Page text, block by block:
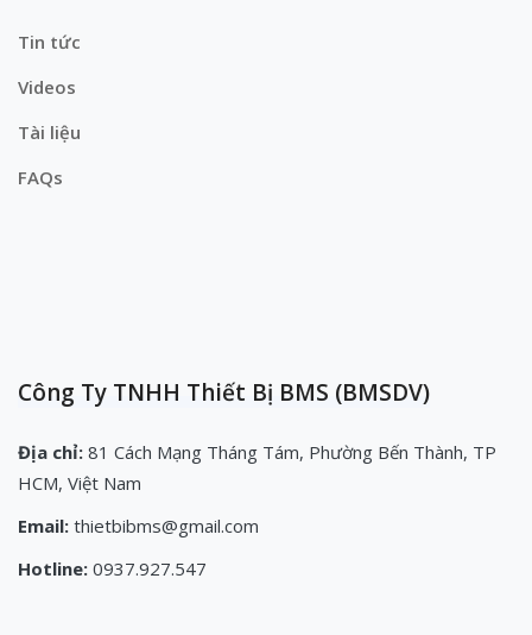
Tin tức
Videos
Tài liệu
FAQs
Công Ty TNHH Thiết Bị BMS (BMSDV)
Địa chỉ: 81 Cách Mạng Tháng Tám, Phường Bến Thành, TP
HCM, Việt Nam
Email: thietbibms@gmail.com
Hotline: 0937.927.547